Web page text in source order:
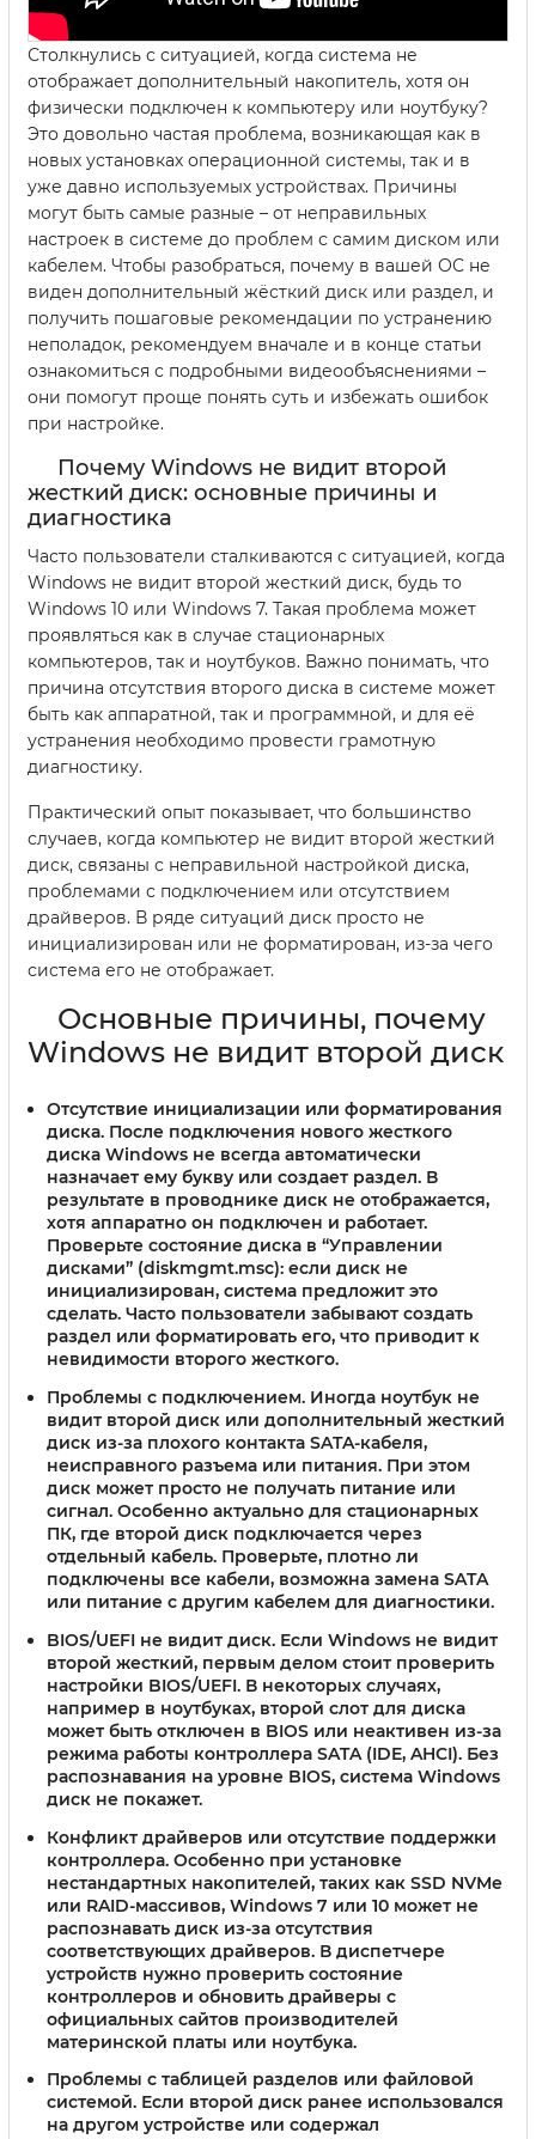
Столкнулись с ситуацией, когда система не
отображает дополнительный накопитель, хотя он
физически подключен к компьютеру или ноутбуку?
Это довольно частая проблема, возникающая как в
новых установках операционной системы, так и в
уже давно используемых устройствах. Причины
могут быть самые разные – от неправильных
настроек в системе до проблем с самим диском или
кабелем. Чтобы разобраться, почему в вашей ОС не
виден дополнительный жёсткий диск или раздел, и
получить пошаговые рекомендации по устранению
неполадок, рекомендуем вначале и в конце статьи
ознакомиться с подробными видеообъяснениями –
они помогут проще понять суть и избежать ошибок
при настройке.
Почему Windows не видит второй
жесткий диск: основные причины и
диагностика
Часто пользователи сталкиваются с ситуацией, когда
Windows не видит второй жесткий диск, будь то
Windows 10 или Windows 7. Такая проблема может
проявляться как в случае стационарных
компьютеров, так и ноутбуков. Важно понимать, что
причина отсутствия второго диска в системе может
быть как аппаратной, так и программной, и для её
устранения необходимо провести грамотную
диагностику.
Практический опыт показывает, что большинство
случаев, когда компьютер не видит второй жесткий
диск, связаны с неправильной настройкой диска,
проблемами с подключением или отсутствием
драйверов. В ряде ситуаций диск просто не
инициализирован или не форматирован, из-за чего
система его не отображает.
Основные причины, почему
Windows не видит второй диск
Отсутствие инициализации или форматирования
диска. После подключения нового жесткого
диска Windows не всегда автоматически
назначает ему букву или создает раздел. В
результате в проводнике диск не отображается,
хотя аппаратно он подключен и работает.
Проверьте состояние диска в “Управлении
дисками” (diskmgmt.msc): если диск не
инициализирован, система предложит это
сделать. Часто пользователи забывают создать
раздел или форматировать его, что приводит к
невидимости второго жесткого.
Проблемы с подключением. Иногда ноутбук не
видит второй диск или дополнительный жесткий
диск из-за плохого контакта SATA-кабеля,
неисправного разъема или питания. При этом
диск может просто не получать питание или
сигнал. Особенно актуально для стационарных
ПК, где второй диск подключается через
отдельный кабель. Проверьте, плотно ли
подключены все кабели, возможна замена SATA
или питание с другим кабелем для диагностики.
BIOS/UEFI не видит диск. Если Windows не видит
второй жесткий, первым делом стоит проверить
настройки BIOS/UEFI. В некоторых случаях,
например в ноутбуках, второй слот для диска
может быть отключен в BIOS или неактивен из-за
режима работы контроллера SATA (IDE, AHCI). Без
распознавания на уровне BIOS, система Windows
диск не покажет.
Конфликт драйверов или отсутствие поддержки
контроллера. Особенно при установке
нестандартных накопителей, таких как SSD NVMe
или RAID-массивов, Windows 7 или 10 может не
распознавать диск из-за отсутствия
соответствующих драйверов. В диспетчере
устройств нужно проверить состояние
контроллеров и обновить драйверы с
официальных сайтов производителей
материнской платы или ноутбука.
Проблемы с таблицей разделов или файловой
системой. Если второй диск ранее использовался
на другом устройстве или содержал